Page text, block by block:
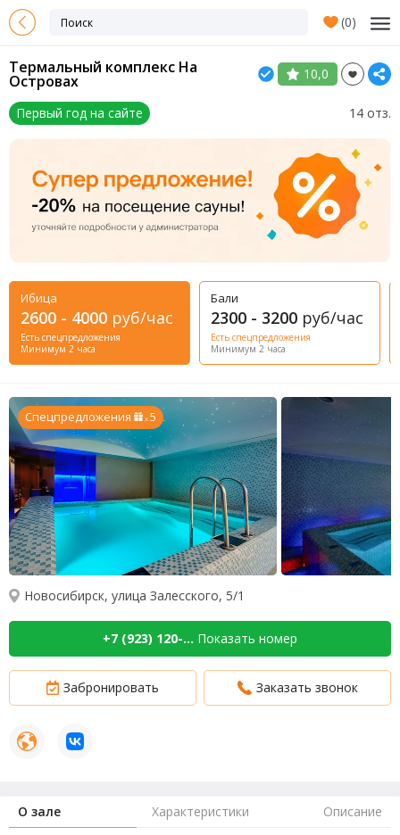
(0)
Термальный комплекс На
Островах 10,0
Первый год на сайте 14 отз.
Ибица
2600 - 4000 руб/час
Есть спецпредложения
Минимум 2 часа
Бали
2300 - 3200 руб/час
Есть спецпредложения
Минимум 2 часа
Спецпредложения x5
Новосибирск, улица Залесского, 5/1
+7 (923) 120-... Показать номер
Забронировать Заказать звонок
О зале Характеристики Описание